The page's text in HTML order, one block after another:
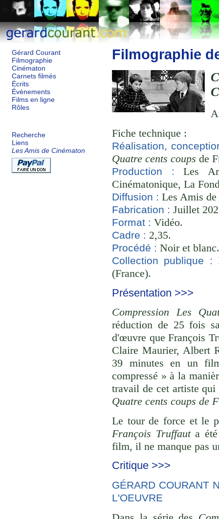
Gérard Courant
Filmographie
Cinématon
Carnets filmés
Écrits
Événements
Films en ligne
Rôles
Recherche
Liens
Les Amis de Cinématon
Filmographie
Fiche technique :
Réalisation,
Quatre cents coups de
Production :
Les
Cinématonique, La
Diffusion : Les Amis
Fabrication : Juillet
Format : Vidéo.
Cadre : 2,35.
Procédé : Noir et
Collection publique :
(France).
Présentation >>>
Compression Les
réduction de 25 fois
d'œuvre que François
Claire Maurier, Albert
39 minutes en un
compressé » à la
travail de cet artiste
Quatre cents coups de
Le tour de force et le
François Truffauta été
film, il ne manque pas
Critique >>>
GÉRARD COURANT
L'OEUVRE